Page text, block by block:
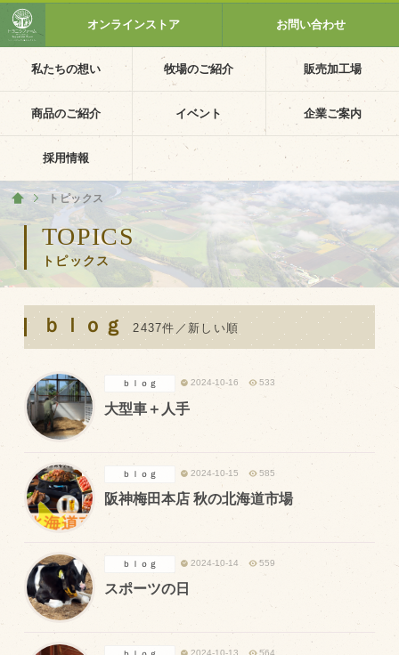
私たちの想い 牧場のご紹介 販売加工場
商品のご紹介 イベント 企業ご案内
採用情報
オンラインストア お問い合わせ
TOPICS
トピックス
ホーム
トピックス
ｂｌｏｇ 2437件／新しい順
2024-10-16 533
大型車＋人手
ｂｌｏｇ
2024-10-15 585
阪神梅田本店 秋の北海道市場
ｂｌｏｇ
2024-10-14 559
スポーツの日
ｂｌｏｇ
2024-10-13 564
ホーム
私たちの想い
PV動画
イベントカレンダー
イベント一覧
採用情報
企業ご案内
会社概要・沿革
個人情報保護方針
お知らせ
お客様の声
オリジナル投稿レシピ
十勝帯広の観光
採用情報